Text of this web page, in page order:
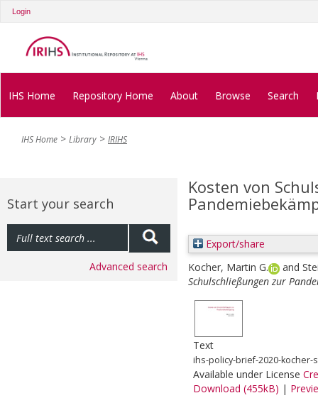
Login
IHS Home Repository Home About Browse Search
IHS Home Library IRIHS
Start your search
Advanced search
Kosten von
Export/share
Kocher, Martin G.
and
Schulschließungen zur
Text
ihs-policy-brief-2020-
Available under License
Download (455kB) |